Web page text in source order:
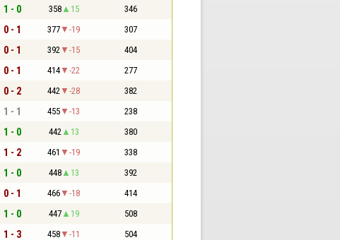
1 - 0 358 15 346
0 - 1 377 -19 307
0 - 1 392 -15 404
0 - 1 414 -22 277
0 - 2 442 -28 382
1 - 1 455 -13 238
1 - 0 442 13 380
1 - 2 461 -19 338
1 - 0 448 13 392
0 - 1 466 -18 414
1 - 0 447 19 508
1 - 3 458 -11 504